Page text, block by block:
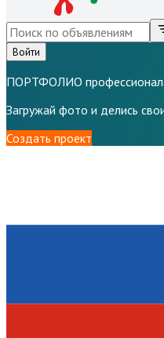
Войти
ПОРТФОЛИО
Загружай фото и делись
Создать проект